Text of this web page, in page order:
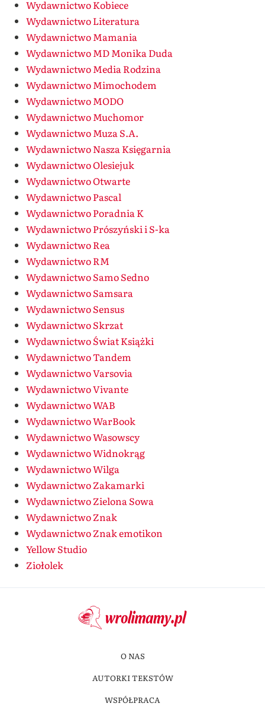
Wydawnictwo Kobiece
Wydawnictwo Literatura
Wydawnictwo Mamania
Wydawnictwo MD Monika Duda
Wydawnictwo Media Rodzina
Wydawnictwo Mimochodem
Wydawnictwo MODO
Wydawnictwo Muchomor
Wydawnictwo Muza S.A.
Wydawnictwo Nasza Księgarnia
Wydawnictwo Olesiejuk
Wydawnictwo Otwarte
Wydawnictwo Pascal
Wydawnictwo Poradnia K
Wydawnictwo Prószyński i S-ka
Wydawnictwo Rea
Wydawnictwo RM
Wydawnictwo Samo Sedno
Wydawnictwo Samsara
Wydawnictwo Sensus
Wydawnictwo Skrzat
Wydawnictwo Świat Książki
Wydawnictwo Tandem
Wydawnictwo Varsovia
Wydawnictwo Vivante
Wydawnictwo WAB
Wydawnictwo WarBook
Wydawnictwo Wasowscy
Wydawnictwo Widnokrąg
Wydawnictwo Wilga
Wydawnictwo Zakamarki
Wydawnictwo Zielona Sowa
Wydawnictwo Znak
Wydawnictwo Znak emotikon
Yellow Studio
Ziołolek
O NAS
AUTORKI TEKSTÓW
WSPÓŁPRACA